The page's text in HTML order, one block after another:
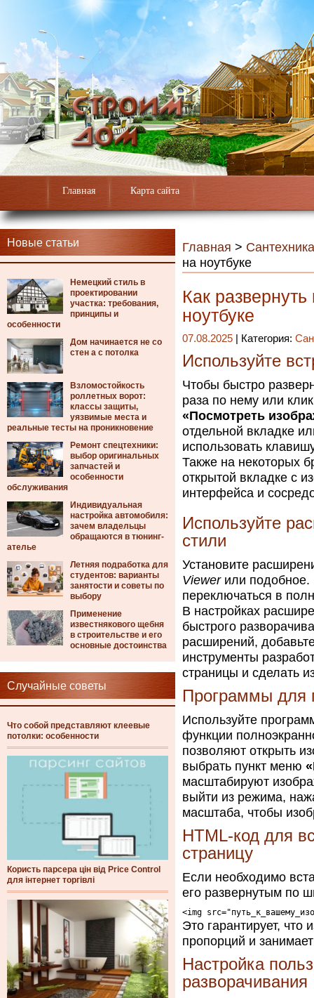
Главная Карта сайта
Новые статьи
Немецкий стиль в
проектировании
участка: требования,
принципы и
особенности
Дом начинается не со
стен а с потолка
Взломостойкость
роллетных ворот:
классы защиты,
уязвимые места и
реальные тесты на проникновение
Ремонт спецтехники:
выбор оригинальных
запчастей и
особенности
обслуживания
Индивидуальная
настройка автомобиля:
зачем владельцы
обращаются в тюнинг-
ателье
Летняя подработка для
студентов: варианты
занятости и советы по
выбору
Применение
известнякового щебня
в строительстве и его
основные достоинства
Случайные советы
Что собой представляют клеевые
потолки: особенности
Користь парсера цін від Price Control
для інтернет торгівлі
Главная > Сантехника
на ноутбуке
Как
ноутбуке
07.08.2025 | Категория:
Используйте
Чтобы быстро
раза по нему или
«Посмотреть
отдельной вкладке
использовать
Также на некоторых
открытой вкладке с
интерфейса и
Используйте
стили
Установите
Viewerили подобное.
переключаться в
В настройках
быстрого
расширений,
инструменты
страницы и сделать
Программы для
Используйте
функции
позволяют открыть
выбрать пункт меню
масштабируют
выйти из режима,
масштаба, чтобы
HTML-код для
страницу
Если необходимо
его развернутым по
Это гарантирует, что
пропорций и
Настройка
разворачивания